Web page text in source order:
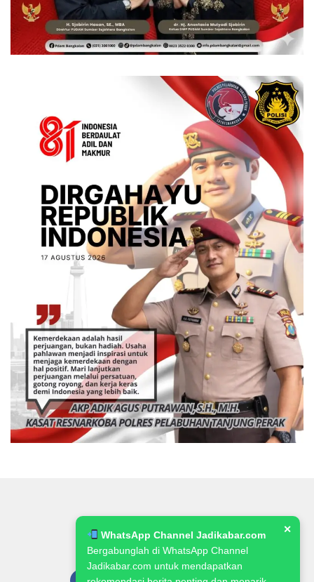
WhatsApp Channel Jadikabar.com
Bergabunglah di WhatsApp Channel
Jadikabar.com untuk mendapatkan
✕